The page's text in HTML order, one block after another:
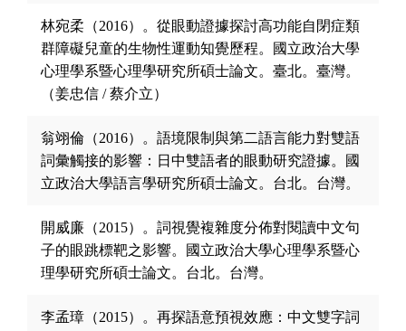
林宛柔（2016）。從眼動證據探討高功能自閉症類
群障礙兒童的生物性運動知覺歷程。國立政治大學
心理學系暨心理學研究所碩士論文。臺北。臺灣。
（姜忠信 / 蔡介立）
翁翊倫（2016）。語境限制與第二語言能力對雙語
詞彙觸接的影響：日中雙語者的眼動研究證據。國
立政治大學語言學研究所碩士論文。台北。台灣。
開威廉（2015）。詞視覺複雜度分佈對閱讀中文句
子的眼跳標靶之影響。國立政治大學心理學系暨心
理學研究所碩士論文。台北。台灣。
李孟璋（2015）。再探語意預視效應：中文雙字詞